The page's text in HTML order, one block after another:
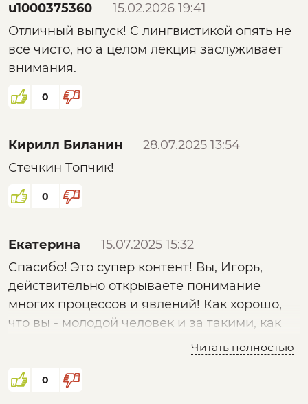
u1000375360
15.02.2026 19:41
Отличный выпуск! С лингвистикой опять не
все чисто, но а целом лекция заслуживает
внимания.
0
Кирилл Биланин
28.07.2025 13:54
Стечкин Топчик!
0
Екатерина
15.07.2025 15:32
Спасибо! Это супер контент! Вы, Игорь,
действительно открываете понимание
многих процессов и явлений! Как хорошо,
что вы - молодой человек и за такими, как
вы, будущее! Я мыслю, как динозавр
(он автоматически помрёт), а разрушить его
Читать полностью
0